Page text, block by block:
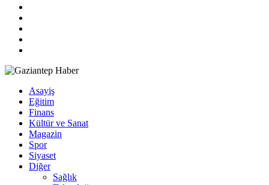
Asayiş
Eğitim
Finans
Kültür ve Sanat
Magazin
Spor
Siyaset
Diğer
Sağlık